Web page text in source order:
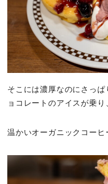
そこには濃厚なのにさっ
ョコレートのアイスが乗り
温かいオーガニックコーヒ